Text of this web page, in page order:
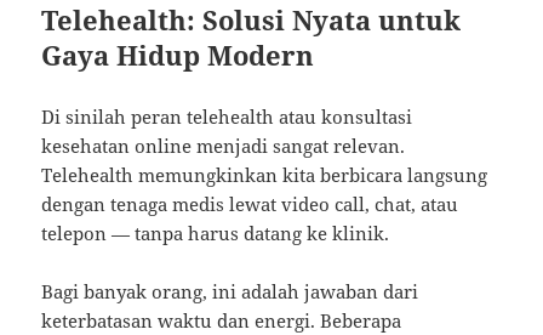
Telehealth: Solusi Nyata untuk
Gaya Hidup Modern
Di sinilah peran telehealth atau konsultasi
kesehatan online menjadi sangat relevan.
Telehealth memungkinkan kita berbicara langsung
dengan tenaga medis lewat video call, chat, atau
telepon — tanpa harus datang ke klinik.
Bagi banyak orang, ini adalah jawaban dari
keterbatasan waktu dan energi. Beberapa